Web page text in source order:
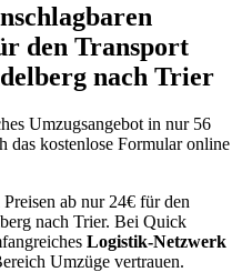
den Transport
nach Trier
Umzugsangebot in nur 56
das kostenlose Formular online
ab nur 24€ für den
nach Trier. Bei Quick
Logistik-Netzwerk
Umzüge vertrauen.